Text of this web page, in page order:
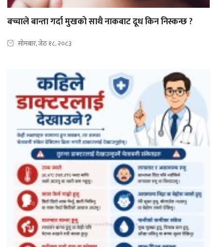
बच्चाले बान्ता गर्दा मुखको साथै नाकबाट दूध किन निस्कन्छ ?
सोमबार, जेठ १८, २०८३